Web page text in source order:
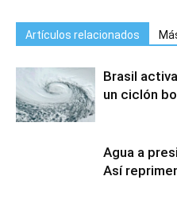
Artículos relacionados
Brasil
un ciclón
Agua a
Así